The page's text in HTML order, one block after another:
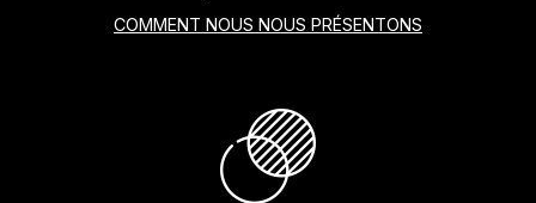
COMMENT NOUS NOUS PRÉSENTONS